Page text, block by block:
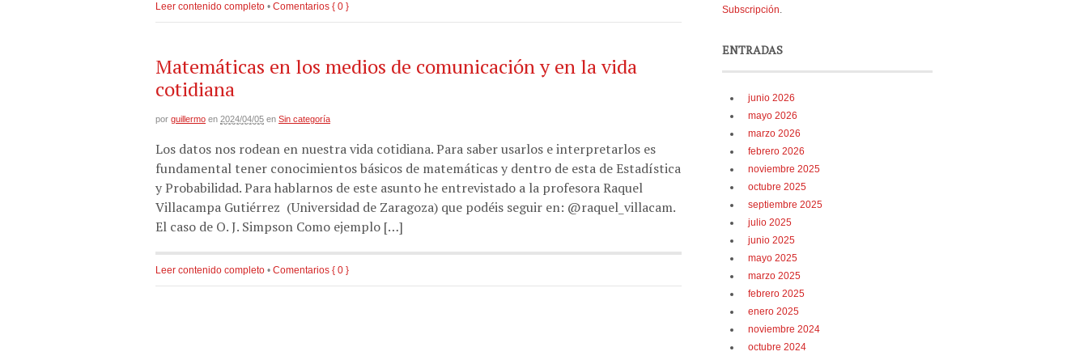
Leer contenido completo • Comentarios { 0 }
Matemáticas en los medios de comunicación y en la vida
cotidiana
por guillermo en 2024/04/05 en Sin categoría
Los datos nos rodean en nuestra vida cotidiana. Para saber usarlos e interpretarlos es
fundamental tener conocimientos básicos de matemáticas y dentro de esta de Estadística
y Probabilidad. Para hablarnos de este asunto he entrevistado a la profesora Raquel
Villacampa Gutiérrez (Universidad de Zaragoza) que podéis seguir en: @raquel_villacam.
El caso de O. J. Simpson Como ejemplo […]
Leer contenido completo • Comentarios { 0 }
Subscripción.
ENTRADAS
junio 2026
mayo 2026
marzo 2026
febrero 2026
noviembre 2025
octubre 2025
septiembre 2025
julio 2025
junio 2025
mayo 2025
marzo 2025
febrero 2025
enero 2025
noviembre 2024
octubre 2024